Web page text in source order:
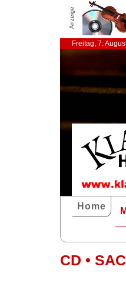
Anzeige
Freitag, 7.
Home
CD •